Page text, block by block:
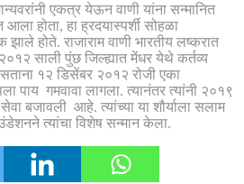
एकत्र येऊन वाणी यांना सन्मानित
होता, हा ह्रदयास्पर्शी सोहळा
होते. राजाराम वाणी भारतीय लष्करात
साली पुंछ जिल्ह्यात मेंधर येथे कर्तव्य
१२ डिसेंबर २०१२ रोजी एका
पाय गमवावा लागला. त्यानंतर त्यांनी २०१९
बजावली आहे. त्यांच्या या शौर्याला सलाम
त्यांचा विशेष सन्मान केला.